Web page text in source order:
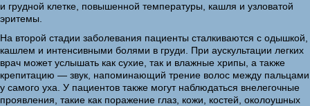
и грудной клетке, повышенной температуры, кашля и узловатой
эритемы.
На второй стадии заболевания пациенты сталкиваются с одышкой,
кашлем и интенсивными болями в груди. При аускультации легких
врач может услышать как сухие, так и влажные хрипы, а также
крепитацию — звук, напоминающий трение волос между пальцами
у самого уха. У пациентов также могут наблюдаться внелегочные
проявления, такие как поражение глаз, кожи, костей, околоушных